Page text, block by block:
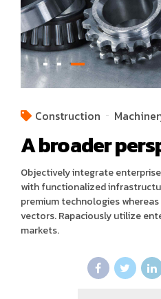
Construction
A broader
Objectively integrate
with functionalized
premium technologies
vectors. Rapaciously utilize
markets.